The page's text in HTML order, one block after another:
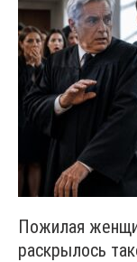
Пожилая
раскрылось